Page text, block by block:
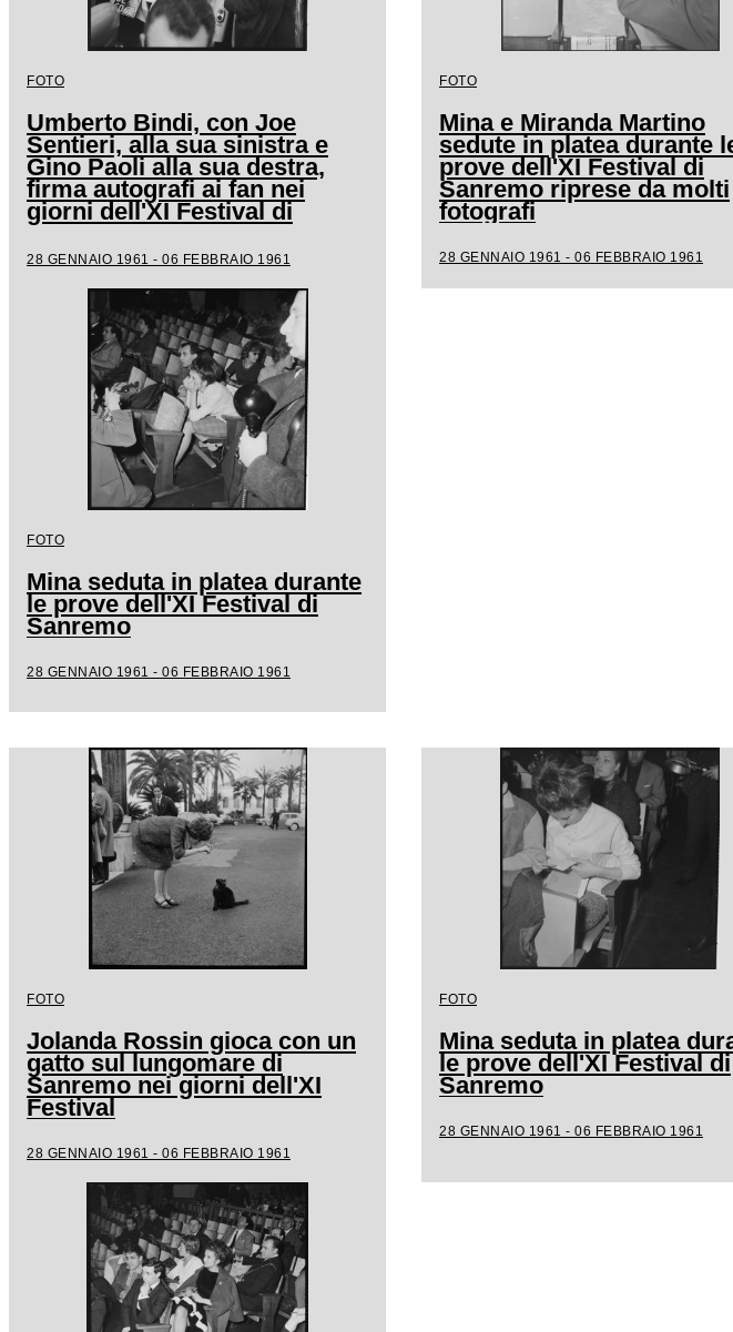
FOTO
Umberto Bindi, con Joe
Sentieri, alla sua sinistra e
Gino Paoli alla sua destra,
firma autografi ai fan nei
giorni dell'XI Festival di
Sanremo
28 GENNAIO 1961 - 06 FEBBRAIO 1961
FOTO
Mina e Miranda Martino
sedute in platea durante
prove dell'XI Festival di
Sanremo riprese da molti
fotografi
28 GENNAIO 1961 - 06 FEBBRAIO 1961
FOTO
Mina seduta in platea durante
le prove dell'XI Festival di
Sanremo
28 GENNAIO 1961 - 06 FEBBRAIO 1961
FOTO
Jolanda Rossin gioca con un
gatto sul lungomare di
Sanremo nei giorni dell'XI
Festival
28 GENNAIO 1961 - 06 FEBBRAIO 1961
FOTO
Mina seduta in platea
le prove dell'XI Festival di
Sanremo
28 GENNAIO 1961 - 06 FEBBRAIO 1961